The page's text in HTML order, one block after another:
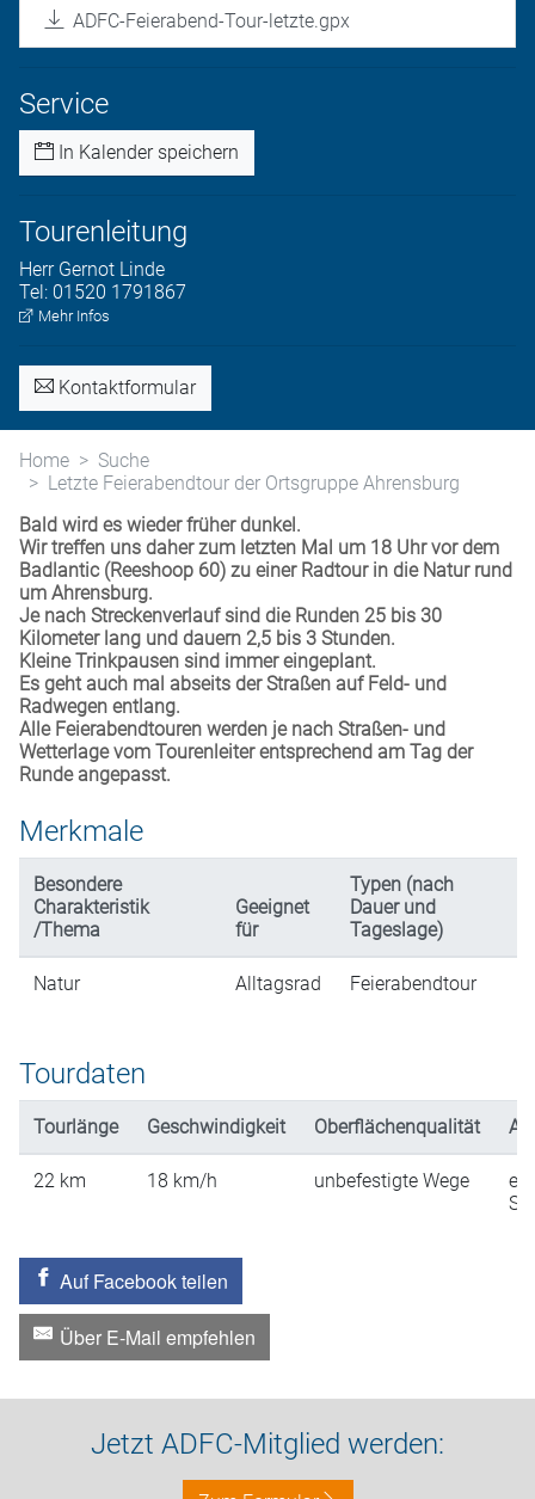
ADFC-Feierabend-Tour-letzte.gpx
Service
In Kalender speichern
Tourenleitung
Herr Gernot Linde
Tel: 01520 1791867
Mehr Infos
Kontaktformular
Home
Suche
Letzte Feierabendtour der Ortsgruppe Ahrensburg
Bald wird es wieder früher dunkel.
Wir treffen uns daher zum letzten Mal um 18 Uhr vor dem
Badlantic (Reeshoop 60) zu einer Radtour in die Natur rund
um Ahrensburg.
Je nach Streckenverlauf sind die Runden 25 bis 30
Kilometer lang und dauern 2,5 bis 3 Stunden.
Kleine Trinkpausen sind immer eingeplant.
Es geht auch mal abseits der Straßen auf Feld- und
Radwegen entlang.
Alle Feierabendtouren werden je nach Straßen- und
Wetterlage vom Tourenleiter entsprechend am Tag der
Runde angepasst.
Merkmale
Besondere
Charakteristik
/Thema
Geeignet
für
Typen (nach
Dauer und
Tageslage)
Natur Alltagsrad Feierabendtour
Tourdaten
Tourlänge Geschwindigkeit Oberflächenqualität
22 km 18 km/h unbefestigte Wege
Auf Facebook teilen
Über E-Mail empfehlen
Jetzt ADFC-Mitglied werden: